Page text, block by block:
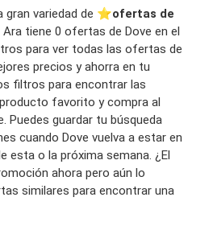
gran variedad de ⭐️ofertas de
tiene 0 ofertas de Dove en el
para ver todas las ofertas de
precios y ahorra en tu
filtros para encontrar las
favorito y compra al
Puedes guardar tu búsqueda
cuando Dove vuelva a estar en
esta o la próxima semana. ¿El
ahora pero aún lo
similares para encontrar una